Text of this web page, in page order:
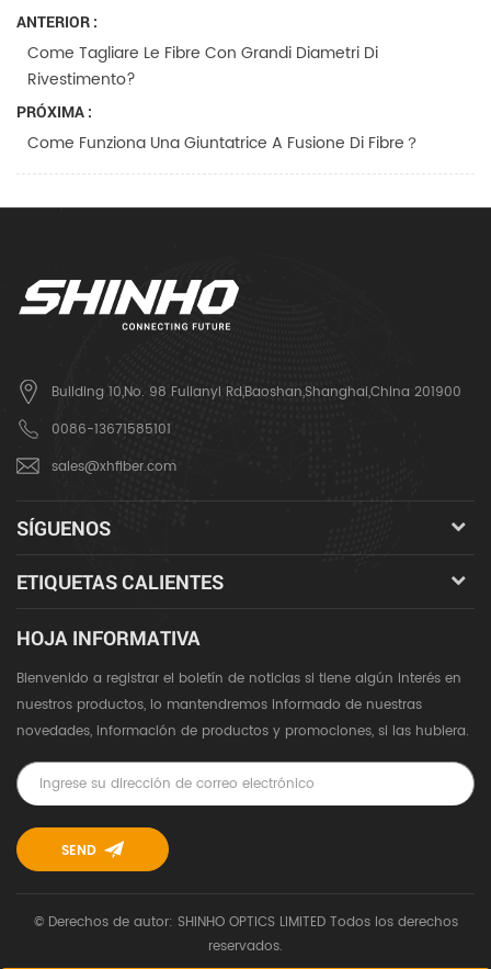
ANTERIOR :
Come Tagliare Le Fibre Con Grandi Diametri Di
Rivestimento?
PRÓXIMA :
Come Funziona Una Giuntatrice A Fusione Di Fibre？
Building 10,No. 98 Fulianyi Rd,Baoshan,Shanghai,China 201900
0086-13671585101
sales@xhfiber.com
SÍGUENOS
ETIQUETAS CALIENTES
HOJA INFORMATIVA
Bienvenido a registrar el boletín de noticias si tiene algún interés en
nuestros productos, lo mantendremos informado de nuestras
novedades, información de productos y promociones, si las hubiera.
© Derechos de autor: SHINHO OPTICS LIMITED Todos los derechos
reservados.